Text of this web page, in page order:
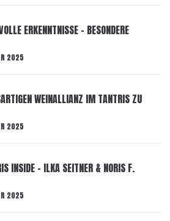
ERKENNTNISSE – BESONDERE
2025
WEINALLIANZ IM TANTRIS ZU
2025
INSIDE – ILKA SEITNER & NORIS F.
2025